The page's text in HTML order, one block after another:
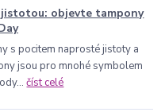
objevte tampony
s pocitem naprosté jistoty a
jsou pro mnohé symbolem
číst celé